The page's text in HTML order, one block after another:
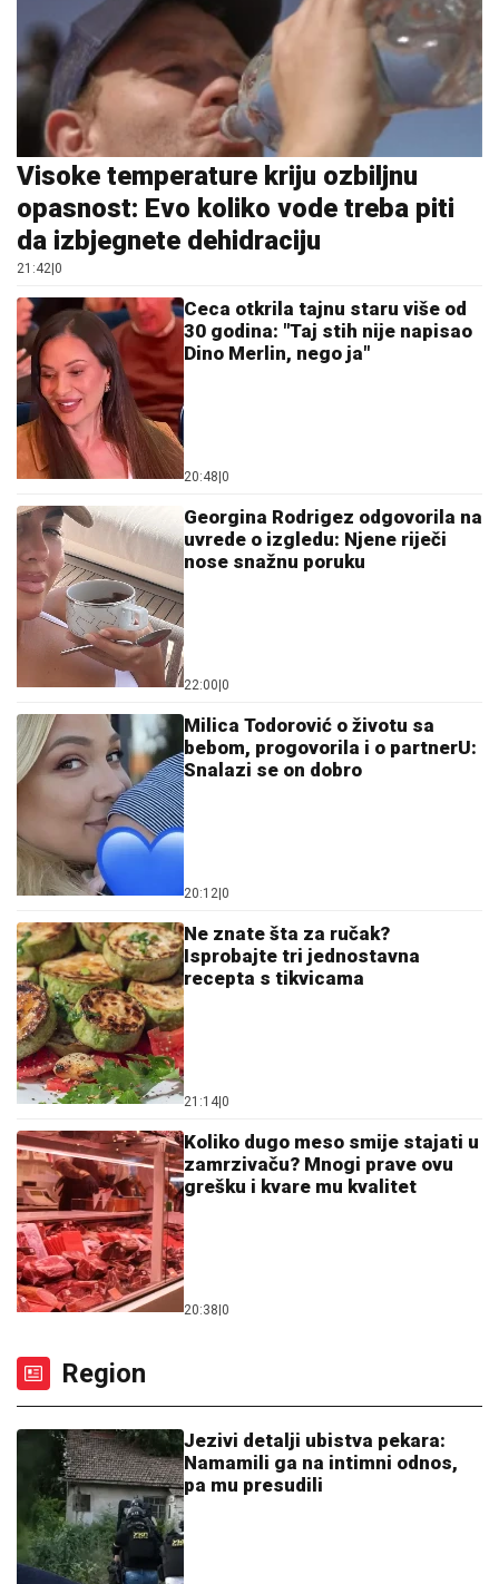
Visoke temperature kriju ozbiljnu
opasnost: Evo koliko vode treba piti
da izbjegnete dehidraciju
21:42 0
Ceca otkrila tajnu staru više od
30 godina: "Taj stih nije napisao
Dino Merlin, nego ja"
20:48 0
Georgina Rodrigez odgovorila na
uvrede o izgledu: Njene riječi
nose snažnu poruku
22:00 0
Milica Todorović o životu sa
bebom, progovorila i o partnerU:
Snalazi se on dobro
20:12 0
Ne znate šta za ručak?
Isprobajte tri jednostavna
recepta s tikvicama
21:14 0
Koliko dugo meso smije stajati u
zamrzivaču? Mnogi prave ovu
grešku i kvare mu kvalitet
20:38 0
Region
Jezivi detalji ubistva pekara:
Namamili ga na intimni odnos,
pa mu presudili